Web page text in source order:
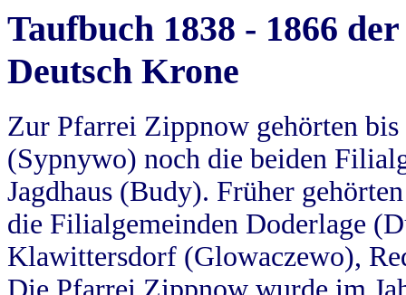
Taufbuch 1838 - 1866
Deutsch Krone
Zur Pfarrei Zippnow gehörten
(Sypnywo) noch die beiden
Jagdhaus (Budy). Früher
die Filialgemeinden Doderlage
Klawittersdorf (Glowaczewo),